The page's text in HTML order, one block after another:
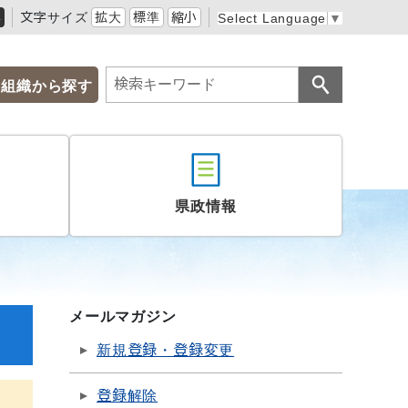
文字サイズ 拡大 標準 縮小 Select Language ▼
組織から探す
県政情報
メールマガジン
新規登録・登録変更
登録解除